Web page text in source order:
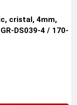
cristal, 4mm,
DS039-4 / 170-